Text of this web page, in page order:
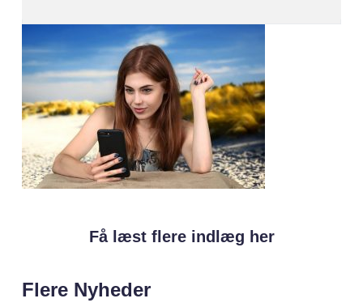
Få læst flere indlæg her
Flere Nyheder